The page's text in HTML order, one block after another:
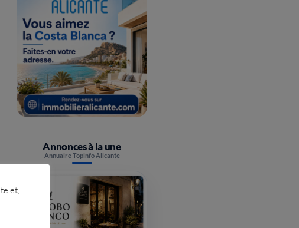
Annonces à la une
Annuaire Topinfo Alicante
et,